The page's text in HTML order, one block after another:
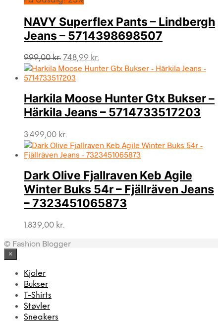
NAVY Superflex Pants – Lindbergh
Jeans – 5714398698507
999,00kr. Den
oprindelige
pris
999,00 kr..
748,99 kr.
aktuelle
748,99 kr..
Harkila Moose Hunter Gtx Bukser –
Härkila Jeans – 5714733517203
3.499,00 kr.
Dark Olive Fjallraven Keb Agile
Winter Buks 54r – Fjällräven Jeans
– 7323451065873
1.839,00 kr.
© Fashion Blogger
×
Kjoler
Bukser
T-Shirts
Støvler
Sneakers